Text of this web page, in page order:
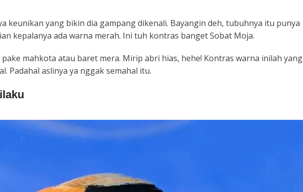
keunikan yang bikin dia gampang dikenali. Bayangin deh, tubuhnya itu punya
kepalanya ada warna merah. Ini tuh kontras banget Sobat Moja.
mahkota atau baret mera. Mirip abri hias, hehe! Kontras warna inilah yang
Padahal aslinya ya nggak semahal itu.